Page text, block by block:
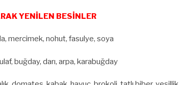
YENİLEN BESİNLER
mercimek, nohut, fasulye, soya
buğday, darı, arpa, karabuğday